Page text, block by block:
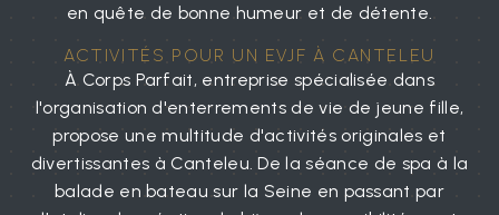
en quête de bonne humeur et de détente.
ACTIVITÉS POUR UN EVJF À CANTELEU
À Corps Parfait, entreprise spécialisée dans
l'organisation d'enterrements de vie de jeune fille,
propose une multitude d'activités originales et
divertissantes à Canteleu. De la séance de spa à la
balade en bateau sur la Seine en passant par